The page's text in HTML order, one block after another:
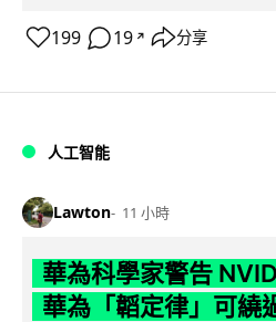
199 19 ↗ 分享
人工智能
Lawton 11 小時
華為科學家警告
華為「韜定律」可繞